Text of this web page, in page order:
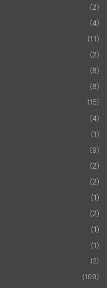
(2)
(4)
(11)
(2)
(8)
(8)
(15)
(4)
(1)
(9)
(2)
(2)
(1)
(2)
(1)
(1)
(2)
(109)